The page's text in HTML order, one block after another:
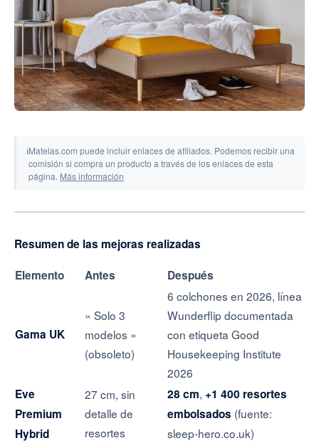
ℹMatelas.com puede incluir enlaces de afiliados. Podemos recibir una
comisión si compra un producto a través de los enlaces de esta
página. Más información
Resumen de las mejoras realizadas
Elemento
Antes Después
Gama UK
« Solo 3
modelos »
(obsoleto)
6 colchones en 2026, línea
Wunderflip documentada
con etiqueta Good
Housekeeping Institute
2026
Eve
Premium
Hybrid
27 cm, sin
detalle de
resortes
28 cm, +1 400 resortes
embolsados (fuente:
sleep-hero.co.uk)